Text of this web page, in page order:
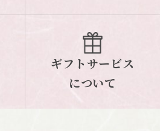
ギフトサービス
について